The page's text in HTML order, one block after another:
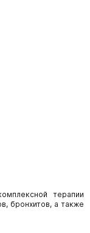
терапии
бронхитов, а также